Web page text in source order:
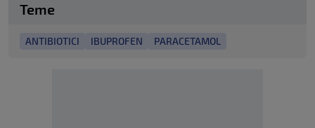
Teme
ANTIBIOTICI IBUPROFEN PARACETAMOL